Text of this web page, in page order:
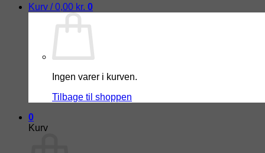
Kurv /0,00 kr. 0
Ingen varer i kurven.
Tilbage til shoppen
0
Kurv